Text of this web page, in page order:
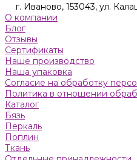
г. Иваново, 153043, ул.
О компании
Блог
Отзывы
Сертификаты
Наше производство
Наша упаковка
Согласие на обработку
Политика в отношении
Каталог
Бязь
Пeркaль
Поплин
Ткань